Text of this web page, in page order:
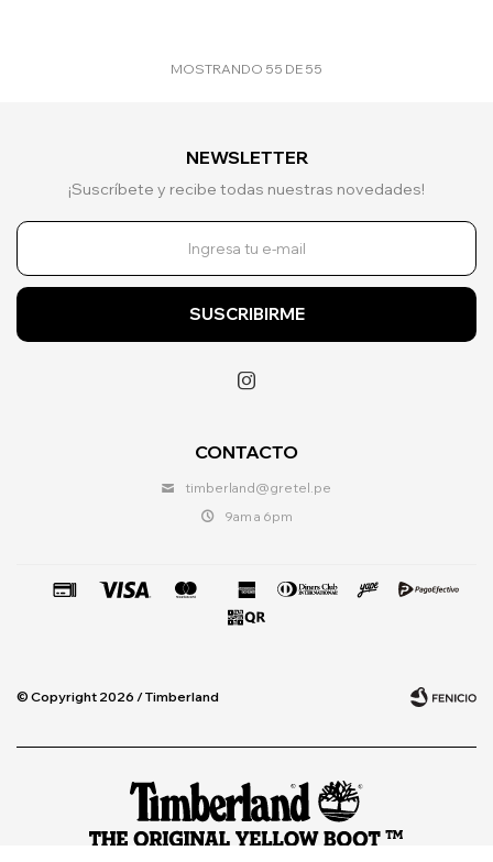
MOSTRANDO 55 DE 55
CONTACTO
timberland@gretel.pe
9am a 6pm
NEWSLETTER
¡Suscríbete y recibe todas nuestras novedades!
SUSCRIBIRME

© Copyright 2026 / Timberland